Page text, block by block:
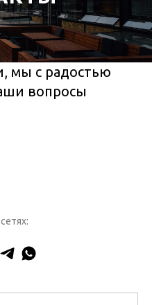
мы с радостью
вопросы